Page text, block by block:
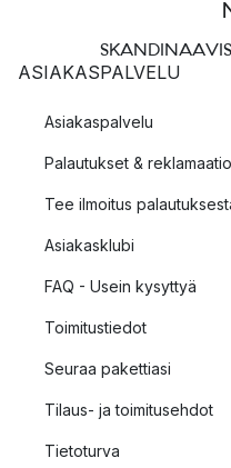
ASIAKASPALVELU
Asiakaspalvelu
Palautukset &
Tee ilmoitus
Asiakasklubi
FAQ - Usein kysyttyä
Toimitustiedot
Seuraa pakettiasi
Tilaus- ja toimitusehdot
Tietoturva